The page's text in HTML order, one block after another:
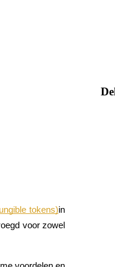
tokens)in
voor zowel